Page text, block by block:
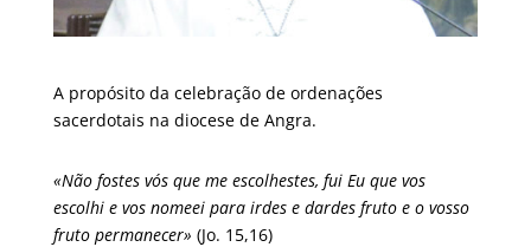
A propósito da celebração de ordenações
sacerdotais na diocese de Angra.
«Não fostes vós que me escolhestes, fui Eu que vos
escolhi e vos nomeei para irdes e dardes fruto e o vosso
fruto permanecer» (Jo. 15,16)